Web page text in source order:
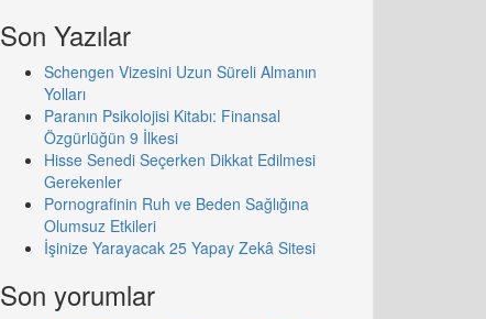
Son Yazılar
Schengen Vizesini Uzun Süreli Almanın
Yolları
Paranın Psikolojisi Kitabı: Finansal
Özgürlüğün 9 İlkesi
Hisse Senedi Seçerken Dikkat Edilmesi
Gerekenler
Pornografinin Ruh ve Beden Sağlığına
Olumsuz Etkileri
İşinize Yarayacak 25 Yapay Zekâ Sitesi
Son yorumlar